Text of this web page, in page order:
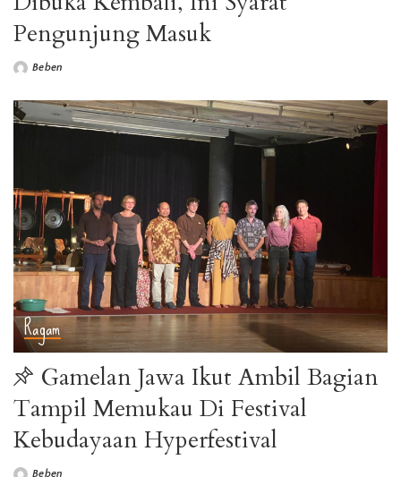
Pengunjung Masuk
PostedBeben
Ragam
Gamelan Jawa Ikut Ambil Bagian
Tampil Memukau Di Festival
Kebudayaan Hyperfestival
Beben